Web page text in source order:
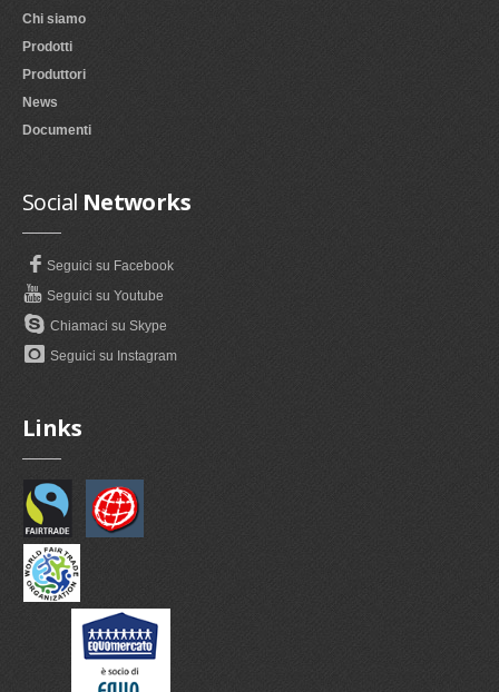
Chi siamo
Prodotti
Produttori
News
Documenti
Social Networks
Seguici su Facebook
Seguici su Youtube
Chiamaci su Skype
Seguici su Instagram
Links